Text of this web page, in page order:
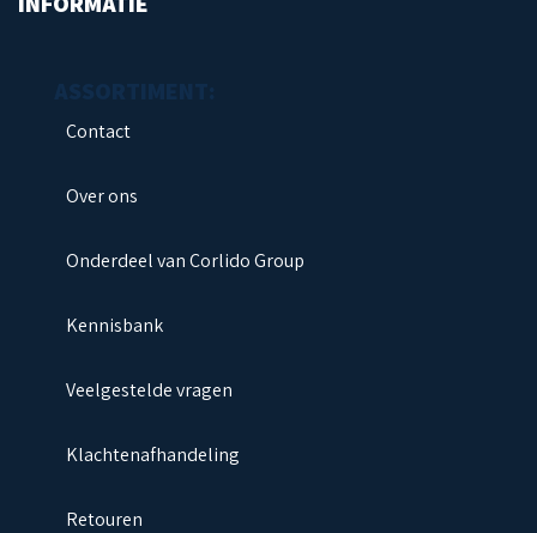
Contact
Over ons
Onderdeel van Corlido Group
Kennisbank
Veelgestelde vragen
Klachtenafhandeling
Retouren